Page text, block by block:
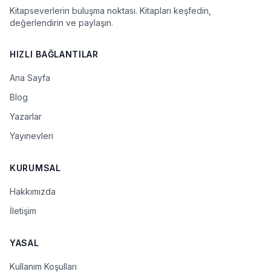
Kitapseverlerin buluşma noktası. Kitapları keşfedin,
değerlendirin ve paylaşın.
HIZLI BAĞLANTILAR
Ana Sayfa
Blog
Yazarlar
Yayınevleri
KURUMSAL
Hakkımızda
İletişim
YASAL
Kullanım Koşulları